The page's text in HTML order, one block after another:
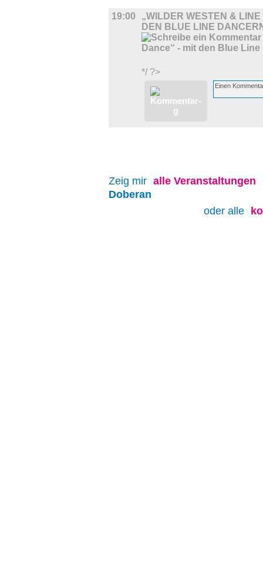
19:00
„WILDER WESTEN &
DEN BLUE LINE
*/ ?>
Zeig mir alle Veranstaltungen
Doberan
oder alle